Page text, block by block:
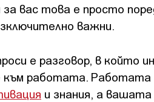
вас това е просто
важни.
е разговор, в който
работата.
и знания, а